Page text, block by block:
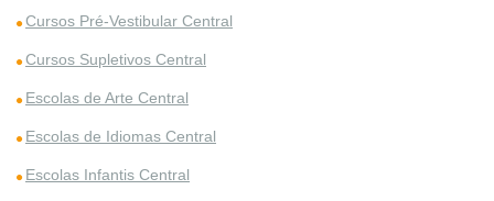
Cursos Pré-Vestibular Central
Cursos Supletivos Central
Escolas de Arte Central
Escolas de Idiomas Central
Escolas Infantis Central